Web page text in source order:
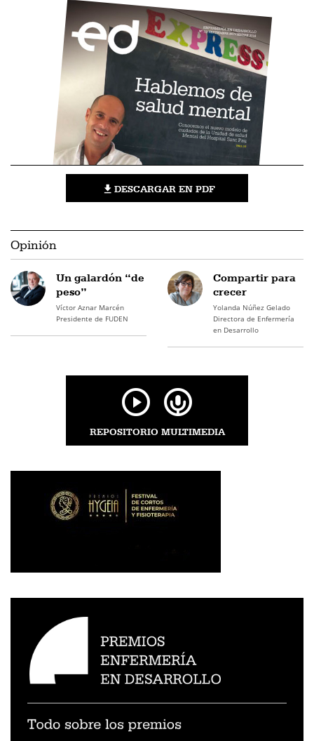
DESCARGAR EN PDF
Opinión
Un galardón “de
peso”
Víctor Aznar Marcén
Presidente de FUDEN
Compartir para
crecer
Yolanda Núñez Gelado
Directora de Enfermería
en Desarrollo
REPOSITORIO MULTIMEDIA